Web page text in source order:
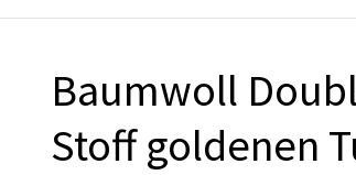
Baumwoll
Stoff goldenen